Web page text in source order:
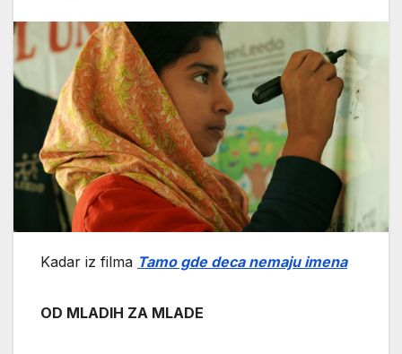
Kadar iz filma Tamo gde deca nemaju imena
OD MLADIH ZA MLADE